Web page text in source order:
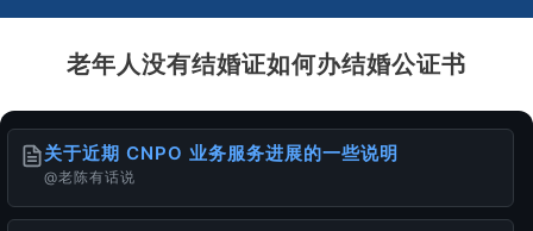
老年人没有结婚证如何办结婚公证书
关于近期 CNPO 业务服务进展的一些说明
@老陈有话说